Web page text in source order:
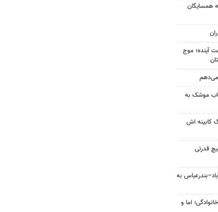
همسایگان
کشور در ۷۲ ساعت آینده؛ موج
می‌دهم
موشک به
کابینه اش
قدرتی
به
اما و